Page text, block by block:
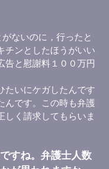
ないのに，行ったと
チンとしたほうがいい
告と慰謝料１００万円
いにケガしたんです
んです。この時も弁護
しく請求してもらいま
すね。弁護士人数